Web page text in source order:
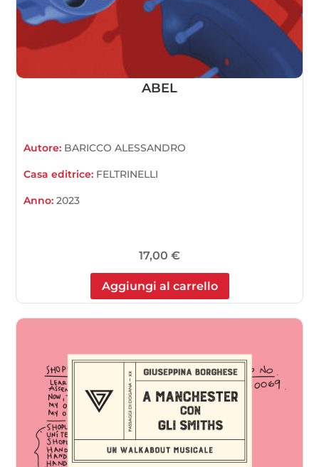
ABEL
Autore: BARICCO ALESSANDRO
Casa editrice: FELTRINELLI
Anno:2023
17,00 €
Aggiungi al carrello